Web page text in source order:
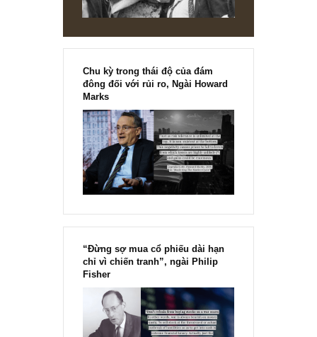
Chu kỳ trong thái độ của đám
đông đối với rủi ro, Ngài Howard
Marks
“Đừng sợ mua cổ phiếu dài hạn